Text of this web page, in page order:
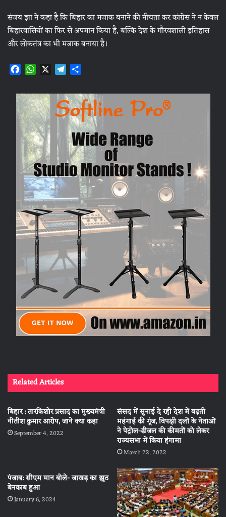
संजय झा ने कहा है कि बिहार का मजाक बनाने की नीचता कर कांग्रेस ने न केवल
बिहारवासियों का फिर से अपमान किया है, बल्कि देश के गौरवशाली इतिहास
और लोकतंत्र का भी मजाक बनाया है।
F
c
e
b
o
o
k
W
a
t
s
A
p
p
X T
l
e
g
r
a
m
a
r
e
Related Articles
बिहार : तारकिशोर प्रसाद का मुख्यमंत्री
नीतीश कुमार आरोप, जाने क्या कहा
September 4, 2022
संसद में सुनाई दे रही देश में बढ़ती
महंगाई की गूंज, विपक्षी दलों के नेताओं
ने पेट्रोल-डीजल की कीमतों को लेकर
राज्यसभा में किया हंगामा
March 22, 2022
पंजाब: सीएम मान बोले- जाखड़ का झूठ
बेनकाब हुआ
January 6, 2024